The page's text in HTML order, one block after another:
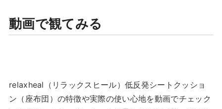
動画で観てみる
relaxheal（リラックスヒール）低反発シートクッショ
ン（座布団）の特徴や実際の使い心地を動画でチェック